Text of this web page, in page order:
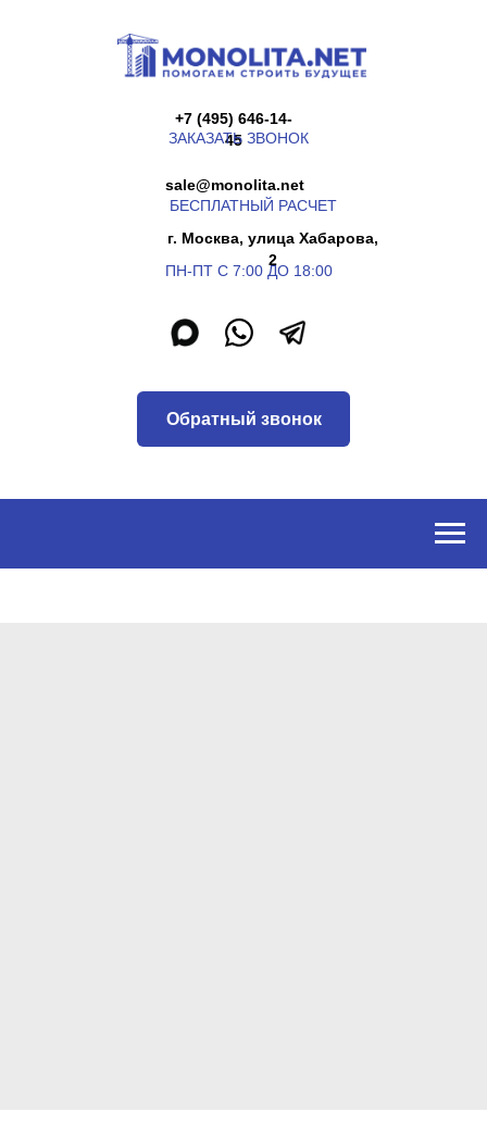
г. Москва, улица Хабарова,
ПН-ПТ С 7:00 ДО 18:00
45
ЗАКАЗАТЬ ЗВОНОК
БЕСПЛАТНЫЙ РАСЧЕТ